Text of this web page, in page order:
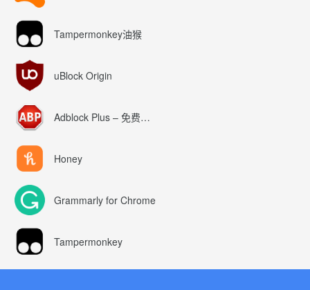
Tampermonkey油猴
uBlock Origin
Adblock Plus – 免费的广告拦截器
Honey
Grammarly for Chrome
Tampermonkey